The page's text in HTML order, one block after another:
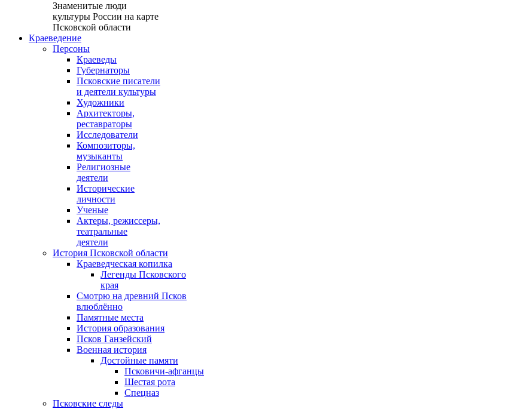
Знаменитые люди
культуры России на карте
Псковской области
Краеведение
Персоны
Краеведы
Губернаторы
Псковские писатели
и деятели культуры
Художники
Архитекторы,
реставраторы
Исследователи
Композиторы,
музыканты
Религиозные
деятели
Исторические
личности
Ученые
Актеры, режиссеры,
театральные
деятели
История Псковской области
Краеведческая копилка
Легенды Псковского
края
Смотрю на древний Псков
влюблённо
Памятные места
История образования
Псков Ганзейский
Военная история
Достойные памяти
Псковичи-афганцы
Шестая рота
Спецназ
Псковские следы